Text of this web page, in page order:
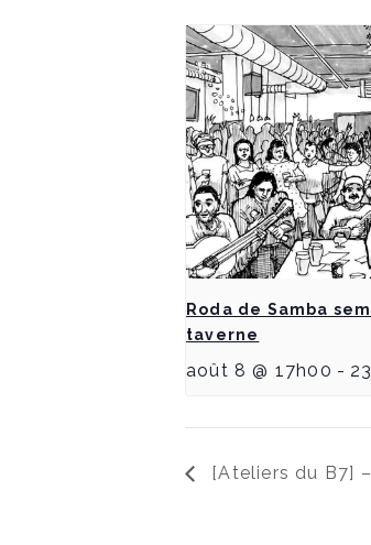
Roda de Samba
taverne
août 8 @ 17h00 -
[Ateliers du B7]